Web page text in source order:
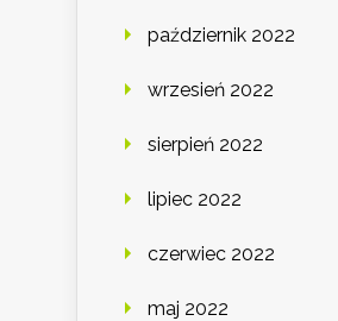
październik 2022
wrzesień 2022
sierpień 2022
lipiec 2022
czerwiec 2022
maj 2022